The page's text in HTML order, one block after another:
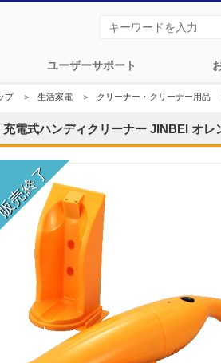
ユーザーサポート
プ＞ 生活家電 ＞ クリーナー・クリーナー用品
充電式ハンディクリーナー JINBEI オレ